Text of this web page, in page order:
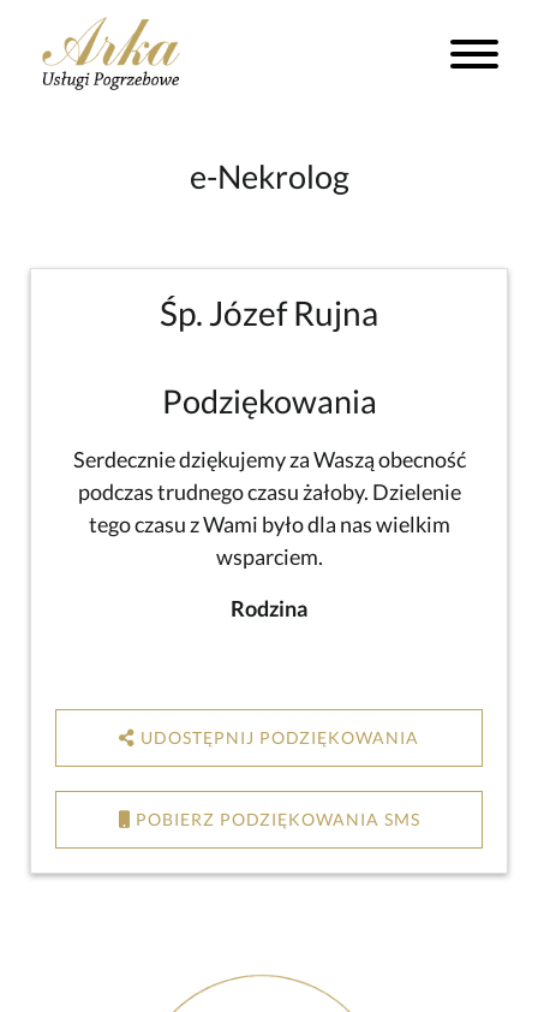
e-Nekrolog
Śp. Józef Rujna
Podziękowania
Serdecznie dziękujemy za Waszą obecność
podczas trudnego czasu żałoby. Dzielenie
tego czasu z Wami było dla nas wielkim
wsparciem.
Rodzina
UDOSTĘPNIJ PODZIĘKOWANIA
POBIERZ PODZIĘKOWANIA SMS